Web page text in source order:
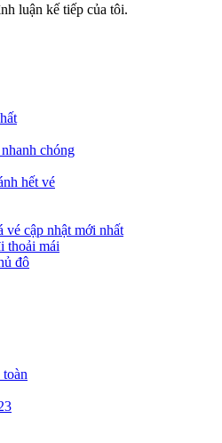
luận kế tiếp của tôi.
chóng
hết vé
cập nhật mới nhất
thoải mái
đô